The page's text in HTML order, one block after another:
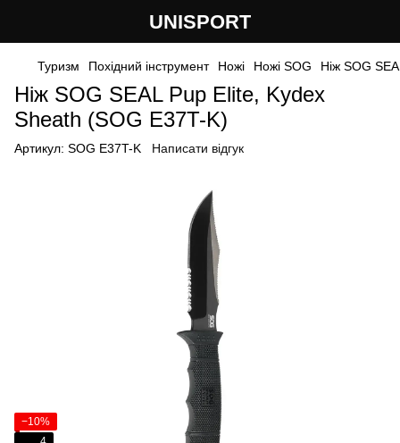
UNISPORT
Туризм Похідний інструмент Ножі Ножі SOG Ніж SOG
Ніж SOG SEAL Pup Elite, Kydex
Sheath (SOG E37T-K)
Артикул: SOG E37T-K Написати відгук
−10%